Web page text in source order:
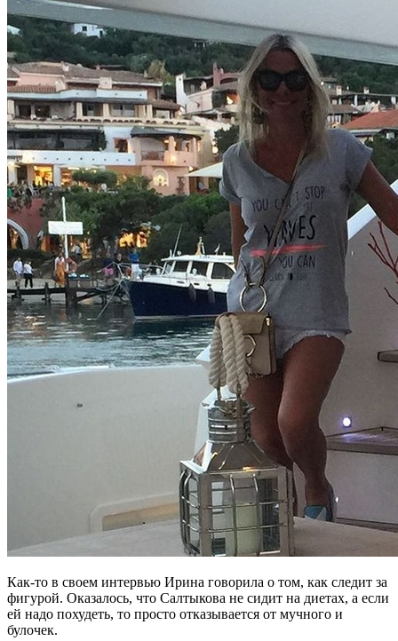
Как-то в своем интервью Ирина говорила о том, как следит за
фигурой. Оказалось, что Салтыкова не сидит на диетах, а если
ей надо похудеть, то просто отказывается от мучного и
булочек.